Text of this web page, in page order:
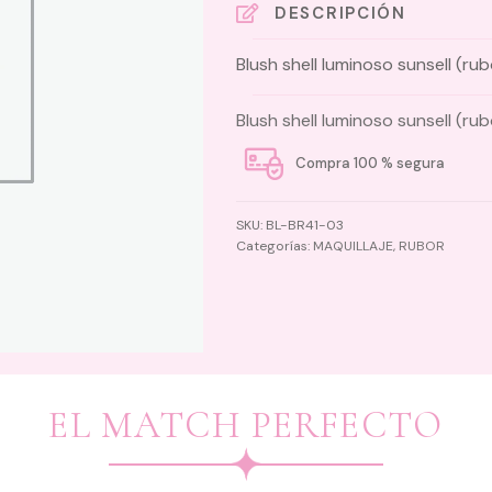
sunsell
cantidad
DESCRIPCIÓN
Blush shell luminoso sunsell
Blush shell luminoso sunsell
Compra 100 % segura
SKU: BL-BR41-03
Categorías: MAQUILLAJE, RUBOR
EL MATCH PERFECTO